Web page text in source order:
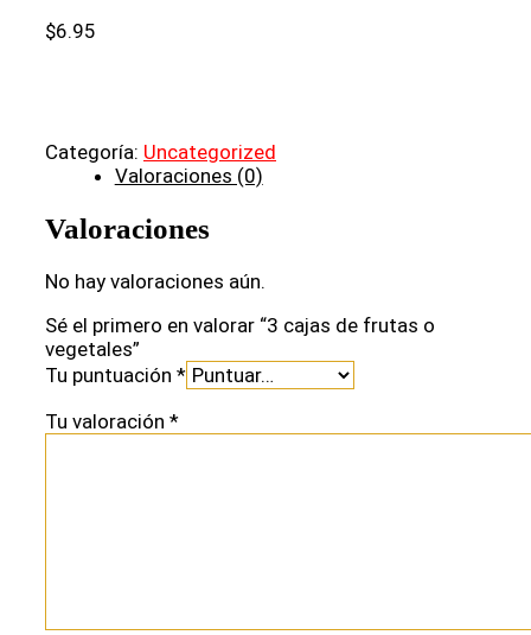
$6.95
Categoría: Uncategorized
Valoraciones (0)
Valoraciones
No hay valoraciones aún.
Sé el primero en valorar “3 cajas de frutas o
vegetales”
Tu puntuación *
Tu valoración *